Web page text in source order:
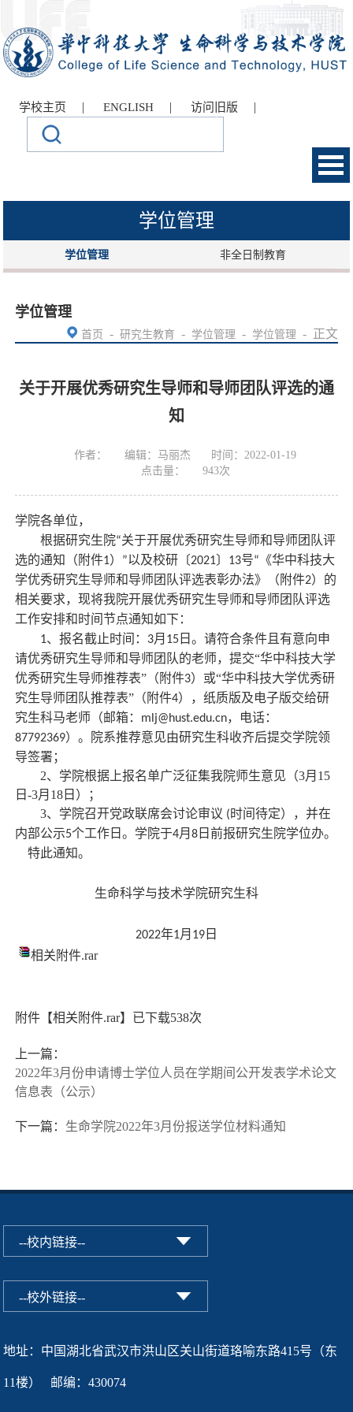
学校主页 | ENGLISH | 访问旧版 |
学位管理
学位管理 非全日制教育
学位管理
首页 - 研究生教育 - 学位管理 - 学位管理 - 正文
关于开展优秀研究生导师和导师团队评选的通
知
作者： 编辑：马丽杰
时间：2022-01-19
点击量：
943次
学院各单位，
根据研究生院“关于开展优秀研究生导师和导师团队评
选的通知 （附件1） ”以及校研〔2021〕 13号“ 《华中科技大
学优秀研究生导师和导师团队评选表彰办法》 （ 附件2） 的
相关要求，现将我院开展优秀研究生导师和导师团队评选
工作安排和时间节点通知如下：
1、报名截止时间： 3月 15 日。请符合条件且有意向申
请优秀研究生导师和导师团队的老师，提交“华中科技大学
优秀研究生导师推荐表”（附件3）或“华中科技大学优秀研
究生导师团队推荐表”（附件4），纸质版及电子版交给研
究生科马老师（邮箱： mlj@hust.edu.cn，电话：
87792369）。院系推荐意见由研究生科收齐后提交学院领
导签署；
2、学院根据上报名单广泛征集我院师生意见（3月15
日-3月18日）；
3、 学院召开党政联席会讨论审议 (时间待定），并在
内部公示5个工作日。学院于4月8 日前报研究生院学位办。
特此通知。
生命科学与技术学院研究生科
2022年1月 19 日
相关附件.rar
附件【相关附件.rar】已下载538次
上一篇：
2022年3月份申请博士学位人员在学期间公开发表学术论文
信息表（公示）
下一篇： 生命学院2022年3月份报送学位材料通知
地址：中国湖北省武汉市洪山区关山街道珞喻东路415号（东
11楼） 邮编：430074